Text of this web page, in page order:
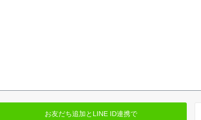
お友だち追加とLINE ID連携で